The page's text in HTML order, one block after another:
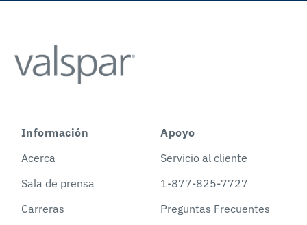
Información
Acerca
Sala de prensa
Carreras
Apoyo
Servicio al cliente
1-877-825-7727
Preguntas Frecuentes